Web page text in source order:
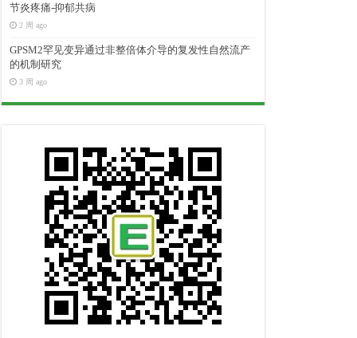
节炎疼痛-抑郁共病
2 周 ago
GPSM2罕见变异通过非整倍体介导的复发性自然流产
的机制研究
3 周 ago